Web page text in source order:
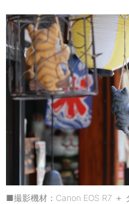
■撮影機材：Canon EOS R7 ＋